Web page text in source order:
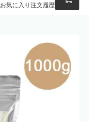
お気に入り 注文履歴